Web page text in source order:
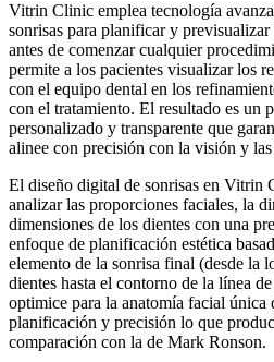
Vitrin Clinic emplea tecnología
sonrisas para planificar y
antes de comenzar cualquier
permite a los pacientes visualizar los
con el equipo dental en los
con el tratamiento. El resultado es un
personalizado y transparente que
alinee con precisión con la visión y
El diseño digital de sonrisas en Vitrin
analizar las proporciones faciales, la
dimensiones de los dientes con una
enfoque de planificación estética
elemento de la sonrisa final (desde la
dientes hasta el contorno de la línea
optimice para la anatomía facial única
planificación y precisión lo que
comparación con la de Mark Ronson.